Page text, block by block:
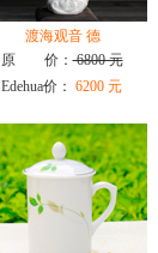
渡海观音 德
原 价：6800 元
Edehua价： 6200 元